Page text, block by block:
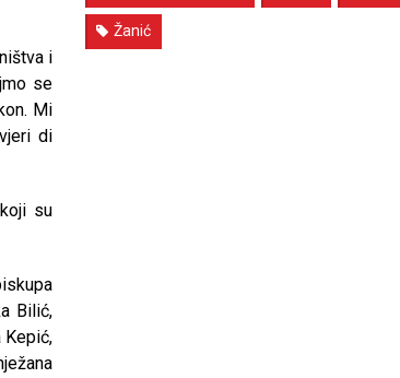
i
se
Mi
di
su
Bilić,
Kepić,
Žanić